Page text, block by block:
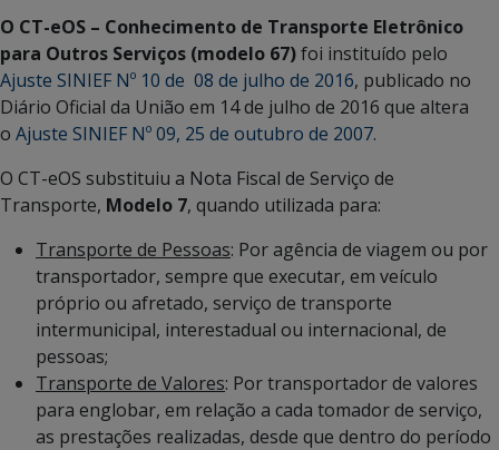
O CT-eOS – Conhecimento de Transporte Eletrônico
para Outros Serviços (modelo 67)foi instituído pelo
Ajuste SINIEF Nº 10 de 08 de julho de 2016, publicado no
Diário Oficial da União em 14 de julho de 2016 que altera
o Ajuste SINIEF Nº 09, 25 de outubro de 2007.
O CT-eOS substituiu a Nota Fiscal de Serviço de
Transporte, Modelo 7, quando utilizada para:
Transporte de Pessoas: Por agência de viagem ou por
transportador, sempre que executar, em veículo
próprio ou afretado, serviço de transporte
intermunicipal, interestadual ou internacional, de
pessoas;
Transporte de Valores: Por transportador de valores
para englobar, em relação a cada tomador de serviço,
as prestações realizadas, desde que dentro do período